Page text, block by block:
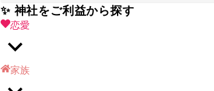
✨ 神社をご利益から探す
恋愛
家族